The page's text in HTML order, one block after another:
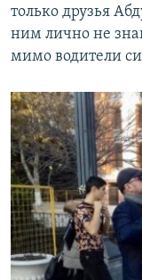
только друзья
ним лично не
мимо водители